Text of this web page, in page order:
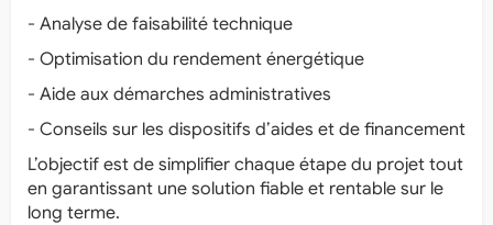
- Analyse de faisabilité technique
- Optimisation du rendement énergétique
- Aide aux démarches administratives
- Conseils sur les dispositifs d’aides et de financement
L’objectif est de simplifier chaque étape du projet tout
en garantissant une solution fiable et rentable sur le
long terme.